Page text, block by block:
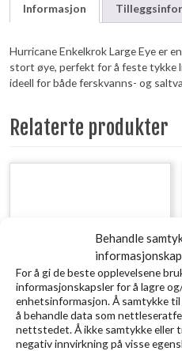
Behandle
For å gi de beste opplevelsene
informasjonskapsler for å lagre
enhetsinformasjon. Å samtykke
å behandle data som
nettstedet. Å ikke samtykke eller
negativ innvirkning på visse
Informasjon
Hurricane Enkelkrok Large Eye er
stort øye, perfekt for å feste tykke
ideell for både ferskvanns- og
Relaterte produkter
SAVAGE GEAR 3D Needle Jig